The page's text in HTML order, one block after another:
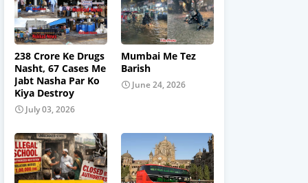
238 Crore Ke Drugs
Nasht, 67 Cases Me
Jabt Nasha Par Ko
Kiya Destroy
July 03, 2026
Mumbai Me Tez
Barish
June 24, 2026